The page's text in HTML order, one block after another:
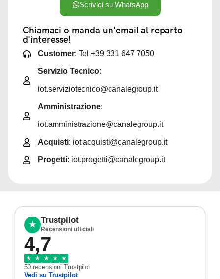
Scrivici su WhatsApp
Chiamaci o manda un'email al reparto
d'interesse!
Customer: Tel +39 331 647 7050
Servizio Tecnico:
iot.serviziotecnico@canalegroup.it
Amministrazione:
iot.amministrazione@canalegroup.it
Acquisti: iot.acquisti@canalegroup.it
Progetti: iot.progetti@canalegroup.it
★ Trustpilot
Recensioni ufficiali
4,7
★ ★ ★ ★ ★
50 recensioni Trustpilot
Vedi su Trustpilot